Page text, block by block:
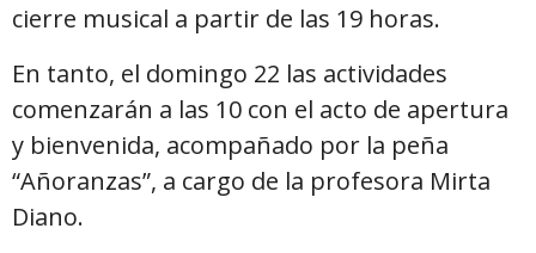
cierre musical a partir de las 19 horas.
En tanto, el domingo 22 las actividades
comenzarán a las 10 con el acto de apertura
y bienvenida, acompañado por la peña
“Añoranzas”, a cargo de la profesora Mirta
Diano.